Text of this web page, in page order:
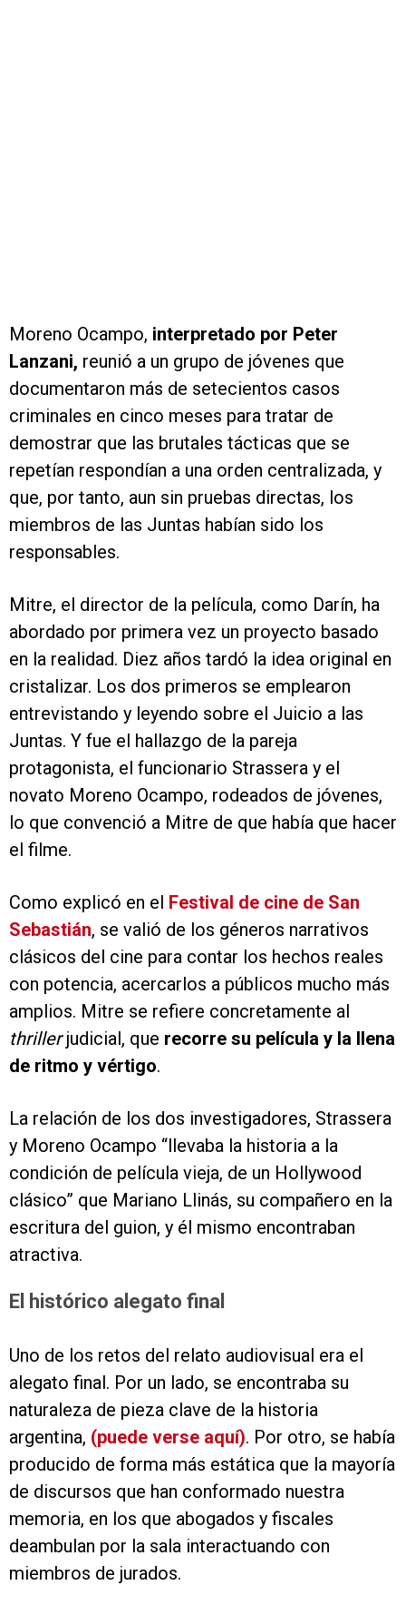
Moreno Ocampo, interpretado por Peter
Lanzani, reunió a un grupo de jóvenes que
documentaron más de setecientos casos
criminales en cinco meses para tratar de
demostrar que las brutales tácticas que se
repetían respondían a una orden centralizada, y
que, por tanto, aun sin pruebas directas, los
miembros de las Juntas habían sido los
responsables.
Mitre, el director de la película, como Darín, ha
abordado por primera vez un proyecto basado
en la realidad. Diez años tardó la idea original en
cristalizar. Los dos primeros se emplearon
entrevistando y leyendo sobre el Juicio a las
Juntas. Y fue el hallazgo de la pareja
protagonista, el funcionario Strassera y el
novato Moreno Ocampo, rodeados de jóvenes,
lo que convenció a Mitre de que había que hacer
el filme.
Como explicó en el Festival de cine de San
Sebastián, se valió de los géneros narrativos
clásicos del cine para contar los hechos reales
con potencia, acercarlos a públicos mucho más
amplios. Mitre se refiere concretamente al
thrillerjudicial, que recorre su película y la llena
de ritmo y vértigo.
La relación de los dos investigadores, Strassera
y Moreno Ocampo “llevaba la historia a la
condición de película vieja, de un Hollywood
clásico” que Mariano Llinás, su compañero en la
escritura del guion, y él mismo encontraban
atractiva.
El histórico alegato final
Uno de los retos del relato audiovisual era el
alegato final. Por un lado, se encontraba su
naturaleza de pieza clave de la historia
argentina, (puede verse aquí). Por otro, se había
producido de forma más estática que la mayoría
de discursos que han conformado nuestra
memoria, en los que abogados y fiscales
deambulan por la sala interactuando con
miembros de jurados.